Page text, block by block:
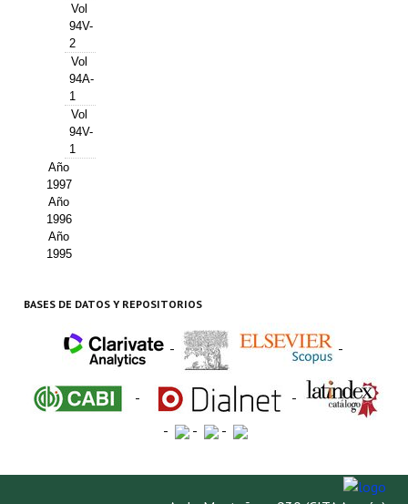
Vol
94V-
2
Vol
94A-
1
Vol
94V-
1
Año
1997
Año
1996
Año
1995
BASES DE DATOS Y REPOSITORIOS
- -
-
-
-
- -